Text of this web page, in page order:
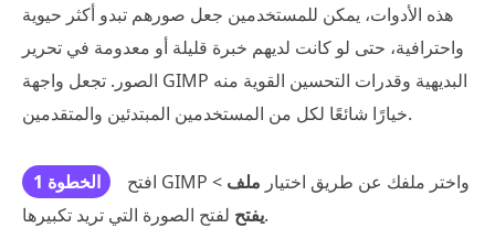
هذه الأدوات، يمكن للمستخدمين جعل صورهم تبدو أكثر حيوية
واحترافية، حتى لو كانت لديهم خبرة قليلة أو معدومة في تحرير
الصور. تجعل واجهة GIMP البديهية وقدرات التحسين القوية منه
خيارًا شائعًا لكل من المستخدمين المبتدئين والمتقدمين.
الخطوة 1 افتح GIMP واختر ملفك عن طريق اختيار ملف >
يفتحلفتح الصورة التي تريد تكبيرها.